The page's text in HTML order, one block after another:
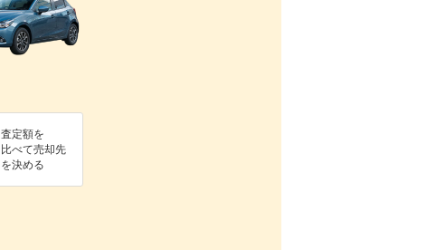
査定額を
比べて売却先
を決める